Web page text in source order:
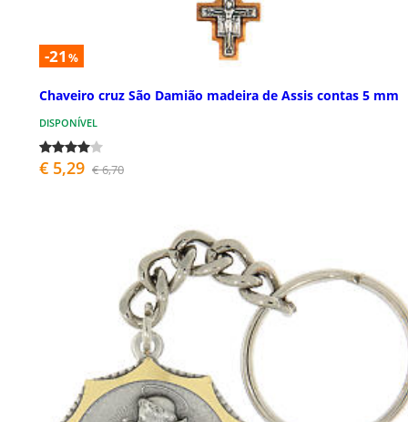
-21 %
Chaveiro cruz São Damião madeira de Assis contas 5 mm
DISPONÍVEL
€ 5,29 € 6,70